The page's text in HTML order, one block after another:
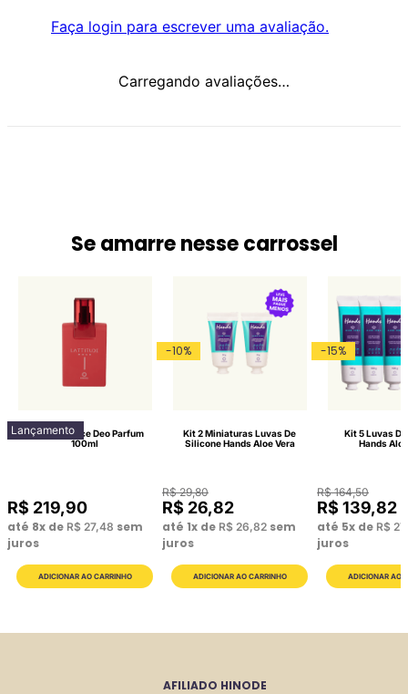
Faça login para escrever uma avaliação.
Carregando avaliações…
Se amarre nesse carrossel
Lançamento
Lattitude Race Deo Parfum
100ml
R$ 219,90
até 8x de R$ 27,48 sem
juros
-10%
Kit 2 Miniaturas Luvas De
Silicone Hands Aloe Vera
R$ 29,80
R$ 26,82
até 1x de R$ 26,82 sem
juros
-15%
Kit 5 Luvas
Hands
R$ 164,50
R$ 139,82
até 5x de R$ 27
juros
AFILIADO HINODE